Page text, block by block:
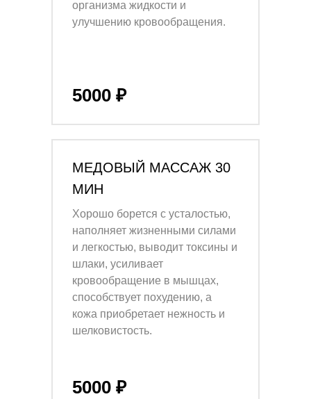
организма жидкости и
улучшению кровообращения.
5000 ₽
МЕДОВЫЙ МАССАЖ 30
МИН
Хорошо борется с усталостью,
наполняет жизненными силами
и легкостью, выводит токсины и
шлаки, усиливает
кровообращение в мышцах,
способствует похудению, а
кожа приобретает нежность и
шелковистость.
5000 ₽